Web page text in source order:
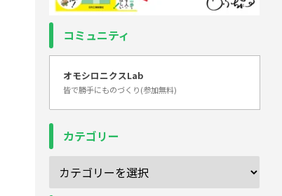
コミュニティ
オモシロニクスLab
皆で勝手にものづくり(参加無料)
カテゴリー